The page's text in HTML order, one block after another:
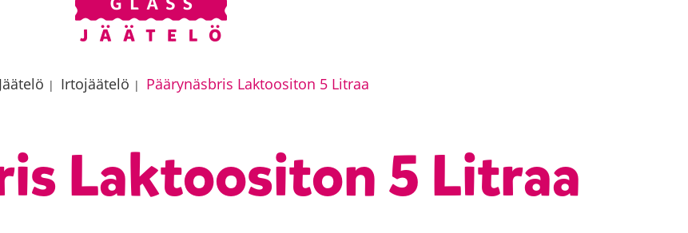
Jäätelö | Irtojäätelö | Päärynäsbris Laktoositon 5 Litraa
Laktoositon 5 Litraa